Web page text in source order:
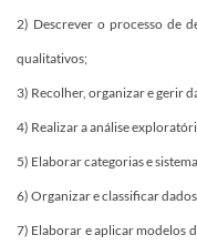
2) Descrever o processo de
qualitativos;
3) Recolher, organizar e gerir
4) Realizar a análise
5) Elaborar categorias e
6) Organizar e classificar
7) Elaborar e aplicar modelos